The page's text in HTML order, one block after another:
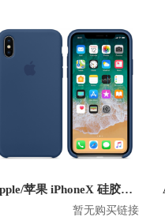
Apple/苹果 iPhoneX 硅胶防摔手机壳
暂无购买链接